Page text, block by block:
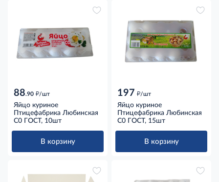
88.90 д/шт
Яйцо куриное
Птицефабрика Любинская
С0 ГОСТ, 10шт
В корзину
197 д/шт
Яйцо куриное
Птицефабрика Любинская
С0 ГОСТ, 15шт
В корзину